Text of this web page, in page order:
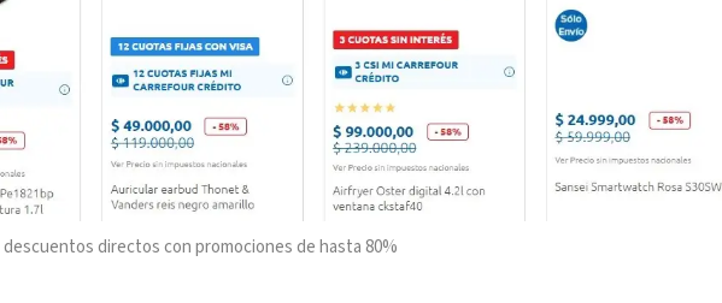
directos con promociones de hasta 80%